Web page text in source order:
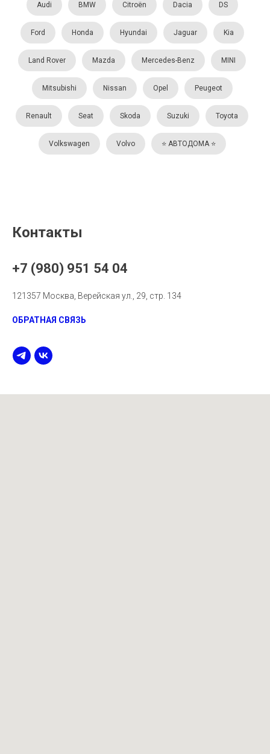
Audi BMW Citroën Dacia DS
Ford Honda Hyundai Jaguar Kia
Land Rover Mazda Mercedes-Benz MINI
Mitsubishi Nissan Opel Peugeot
Renault Seat Skoda Suzuki Toyota
Volkswagen Volvo ⭐️ АВТОДОМА ⭐️
Контакты
+7 (980) 951 54 04
121357 Москва, Верейская ул., 29, стр. 134
ОБРАТНАЯ СВЯЗЬ